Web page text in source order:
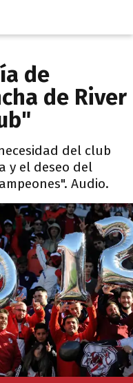
de
de River
del club
y el deseo del
Audio.